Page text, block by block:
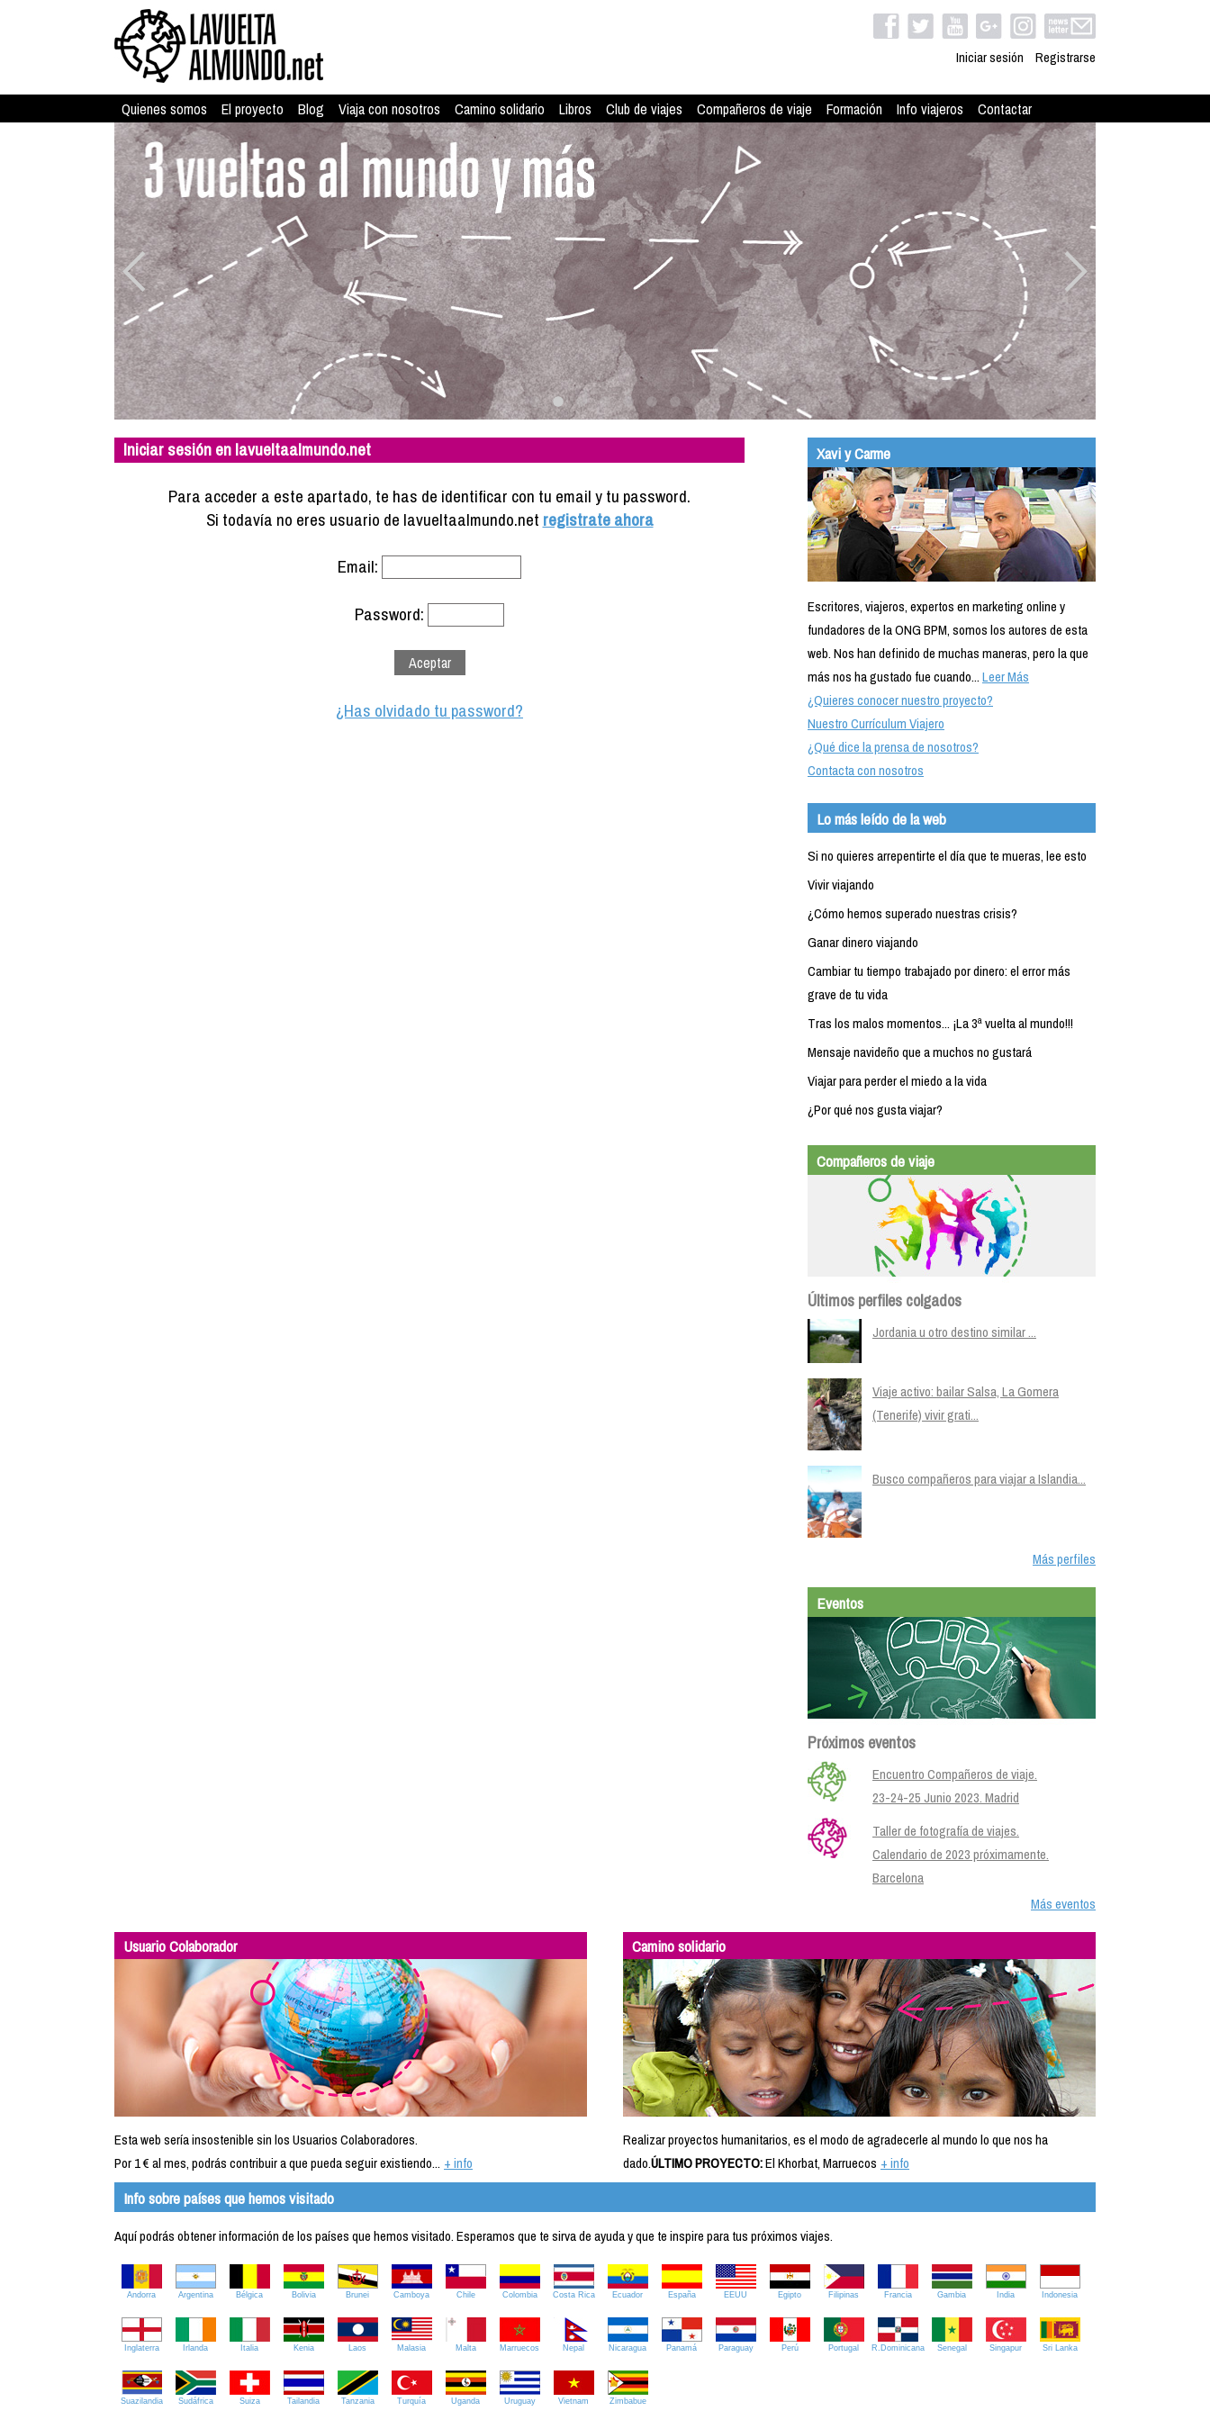
Iniciar sesión Registrarse
Quienes somos El proyecto Blog Viaja con nosotros Camino solidario Libros Club de viajes Compañeros de viaje Formación Info viajeros Contactar
Iniciar sesión en lavueltaalmundo.net
Para acceder a este apartado, te has de identificar con tu email y tu password.
Si todavía no eres usuario de lavueltaalmundo.net registrate ahora
Email:
Password:
¿Has olvidado tu password?
Xavi y Carme
Escritores, viajeros, expertos en marketing online y
fundadores de la ONG BPM, somos los autores de esta
web. Nos han definido de muchas maneras, pero la que
más nos ha gustado fue cuando...Leer Más
¿Quieres conocer nuestro proyecto?
Nuestro Currículum Viajero
¿Qué dice la prensa de nosotros?
Contacta con nosotros
Lo más leído de la web
Si no quieres arrepentirte el día que te mueras, lee esto
Vivir viajando
¿Cómo hemos superado nuestras crisis?
Ganar dinero viajando
Cambiar tu tiempo trabajado por dinero: el error más
grave de tu vida
Tras los malos momentos... ¡La 3ª vuelta al mundo!!!
Mensaje navideño que a muchos no gustará
Viajar para perder el miedo a la vida
¿Por qué nos gusta viajar?
Compañeros de viaje
Últimos perfiles colgados
Jordania u otro destino similar ...
Viaje activo: bailar Salsa, La Gomera
(Tenerife) vivir grati...
Busco compañeros para viajar a Islandia...
Más perfiles
Eventos
Próximos eventos
Encuentro Compañeros de viaje.
23-24-25 Junio 2023. Madrid
Taller de fotografía de viajes.
Calendario de 2023 próximamente.
Barcelona
Más eventos
Usuario Colaborador
Esta web sería insostenible sin los Usuarios Colaboradores.
Por 1 € al mes, podrás contribuir a que pueda seguir existiendo... + info
Camino solidario
Realizar proyectos humanitarios, es el modo de agradecerle al mundo lo que nos ha
dado.ÚLTIMO PROYECTO:El Khorbat, Marruecos + info
Info sobre países que hemos visitado
Aquí podrás obtener información de los países que hemos visitado. Esperamos que te sirva de ayuda y que te inspire para tus próximos viajes.
Andorra Argentina Bélgica Bolivia Brunei Camboya Chile Colombia Costa Rica Ecuador España EEUU Egipto Filipinas Francia Gambia India Indonesia
Inglaterra Irlanda Italia Kenia Laos Malasia Malta Marruecos Nepal Nicaragua Panamá Paraguay Perú Portugal R.Dominicana Senegal Singapur Sri Lanka
Suazilandia Sudáfrica Suiza Tailandia Tanzania Turquía Uganda Uruguay Vietnam Zimbabue